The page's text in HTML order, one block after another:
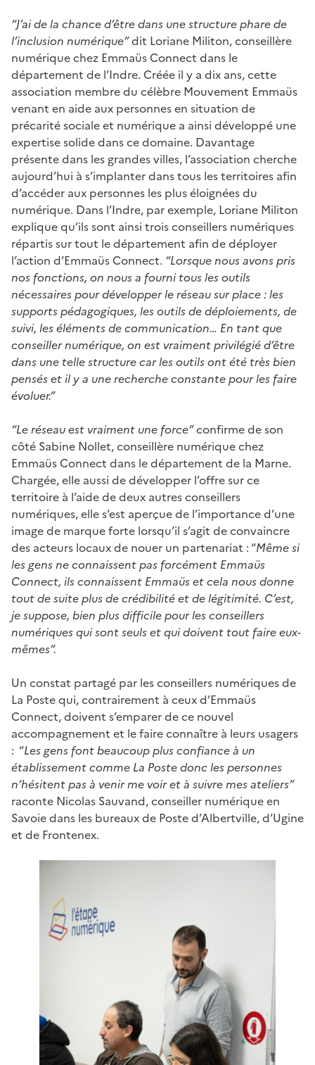
“J’ai de la chance d’être dans une structure phare de
l’inclusion numérique”dit Loriane Militon, conseillère
numérique chez Emmaüs Connect dans le
département de l’Indre. Créée il y a dix ans, cette
association membre du célèbre Mouvement Emmaüs
venant en aide aux personnes en situation de
précarité sociale et numérique a ainsi développé une
expertise solide dans ce domaine. Davantage
présente dans les grandes villes, l’association cherche
aujourd’hui à s’implanter dans tous les territoires afin
d’accéder aux personnes les plus éloignées du
numérique. Dans l’Indre, par exemple, Loriane Militon
explique qu’ils sont ainsi trois conseillers numériques
répartis sur tout le département afin de déployer
l’action d’Emmaüs Connect. “Lorsque nous avons pris
nos fonctions, on nous a fourni tous les outils
nécessaires pour développer le réseau sur place : les
supports pédagogiques, les outils de déploiements, de
suivi, les éléments de communication… En tant que
conseiller numérique, on est vraiment privilégié d’être
dans une telle structure car les outils ont été très bien
pensés et il y a une recherche constante pour les faire
évoluer.”
“Le réseau est vraiment une force”confirme de son
côté Sabine Nollet, conseillère numérique chez
Emmaüs Connect dans le département de la Marne.
Chargée, elle aussi de développer l’offre sur ce
territoire à l’aide de deux autres conseillers
numériques, elle s’est aperçue de l’importance d’une
image de marque forte lorsqu’il s’agit de convaincre
des acteurs locaux de nouer un partenariat : “Même si
les gens ne connaissent pas forcément Emmaüs
Connect, ils connaissent Emmaüs et cela nous donne
tout de suite plus de crédibilité et de légitimité. C’est,
je suppose, bien plus difficile pour les conseillers
numériques qui sont seuls et qui doivent tout faire eux-
mêmes”.
Un constat partagé par les conseillers numériques de
La Poste qui, contrairement à ceux d’Emmaüs
Connect, doivent s’emparer de ce nouvel
accompagnement et le faire connaître à leurs usagers
: “Les gens font beaucoup plus confiance à un
établissement comme La Poste donc les personnes
n’hésitent pas à venir me voir et à suivre mes ateliers”
raconte Nicolas Sauvand, conseiller numérique en
Savoie dans les bureaux de Poste d’Albertville, d’Ugine
et de Frontenex.